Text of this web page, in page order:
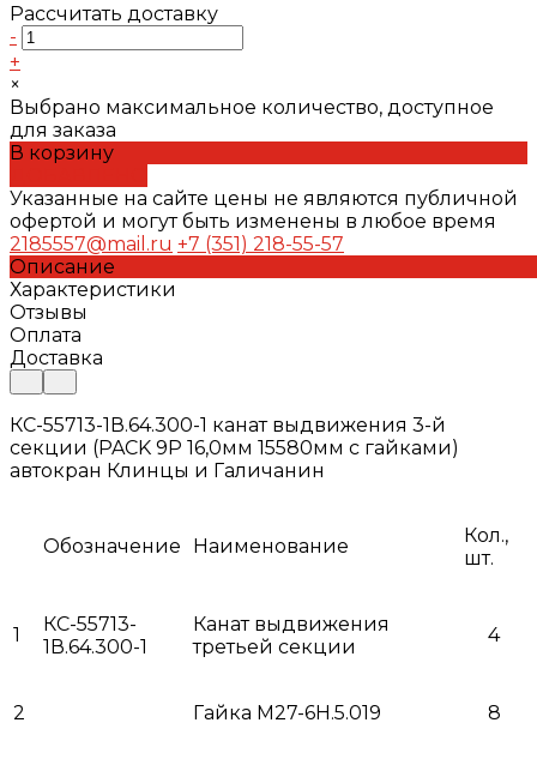
Рассчитать доставку
-
+
×
Выбрано максимальное количество, доступное
для заказа
В корзину
Указанные на сайте цены не являются публичной
офертой и могут быть изменены в любое время
2185557@mail.ru +7 (351) 218-55-57
Описание
Характеристики
Отзывы
Оплата
Доставка
КС-55713-1В.64.300-1 канат выдвижения 3-й
секции (PACK 9P 16,0мм 15580мм с гайками)
автокран Клинцы и Галичанин
Обозначение Наименование
Кол.,
шт.
1
КС-55713-
1В.64.300-1
Канат выдвижения
третьей секции
4
2 Гайка М27-6Н.5.019 8